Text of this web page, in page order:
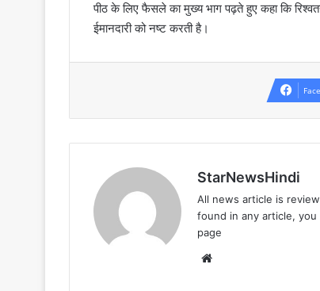
पीठ के लिए फैसले का मुख्य भाग पढ़ते हुए कहा कि
ईमानदारी को नष्ट करती है।
StarNewsHindi
All news article is
found in any article, you
page